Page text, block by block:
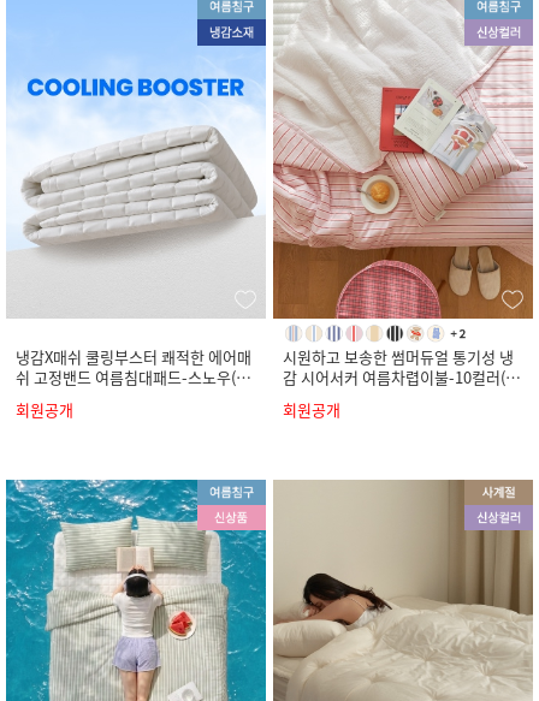
냉감X매쉬 쿨링부스터 쾌적한 에어매
쉬 고정밴드 여름침대패드-스노우(S
회원공개
시원하고 보송한 썸머듀얼 통기성 냉
감 시어서커 여름차렵이불-10컬러(S
회원공개